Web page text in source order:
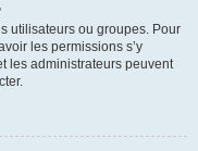
utilisateurs ou groupes. Pour
les permissions s’y
les administrateurs peuvent